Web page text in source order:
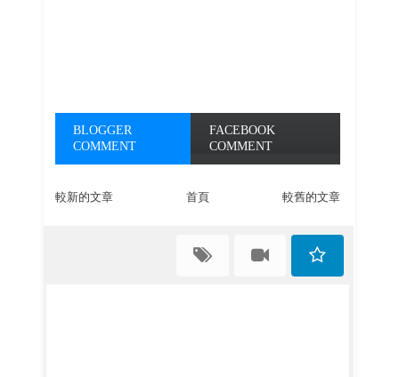
BLOGGER
COMMENT
FACEBOOK
COMMENT
較新的文章 較舊的文章
首頁